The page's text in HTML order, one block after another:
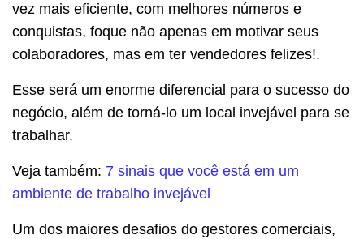
vez mais eficiente, com melhores números e
conquistas, foque não apenas em motivar seus
colaboradores, mas em ter vendedores felizes!.
Esse será um enorme diferencial para o sucesso do
negócio, além de torná-lo um local invejável para se
trabalhar.
Veja também: 7 sinais que você está em um
ambiente de trabalho invejável
Um dos maiores desafios do gestores comerciais,